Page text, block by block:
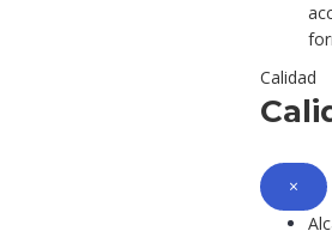
Calidad
×